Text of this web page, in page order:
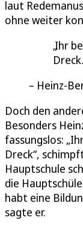
laut
ohne weiter
Ihr
Dreck.
Heinz-
Doch den
Besonders
fassungslos:
Dreck“,
Hauptschule
die
habt eine
sagte er.